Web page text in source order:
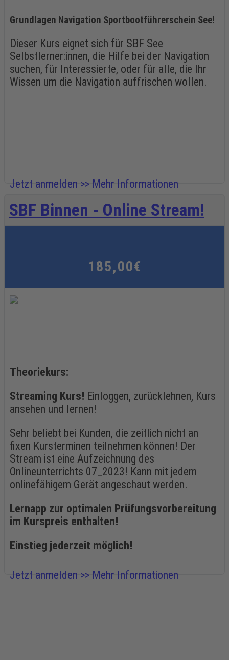
Grundlagen Navigation Sportbootführerschein See!
Dieser Kurs eignet sich für SBF See
Selbstlerner:innen, die Hilfe bei der Navigation
suchen, für Interessierte, oder für alle, die Ihr
Wissen um die Navigation auffrischen wollen.
Jetzt anmelden >> Mehr Informationen
SBF Binnen - Online Stream!
185,00€
Theoriekurs:
Streaming Kurs! Einloggen, zurücklehnen, Kurs
ansehen und lernen!
Sehr beliebt bei Kunden, die zeitlich nicht an
fixen Kursterminen teilnehmen können! Der
Stream ist eine Aufzeichnung des
Onlineunterrichts 07_2023! Kann mit jedem
onlinefähigem Gerät angeschaut werden.
Lernapp zur optimalen Prüfungsvorbereitung
im Kurspreis enthalten!
Einstieg jederzeit möglich!
Jetzt anmelden >> Mehr Informationen